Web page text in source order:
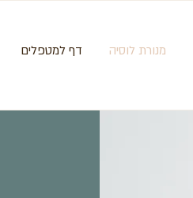
מנורת לוסיה דף למטפלים